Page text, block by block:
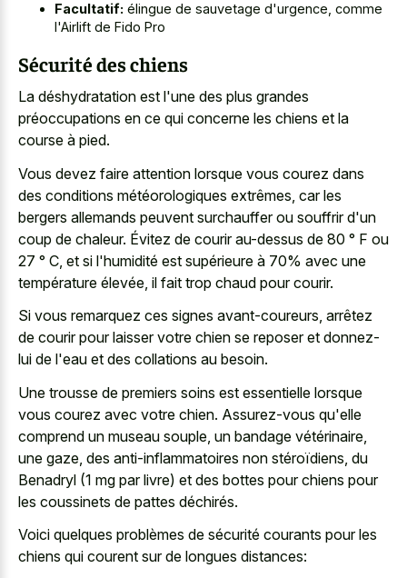
Facultatif: élingue de sauvetage d'urgence, comme
l'Airlift de Fido Pro
Sécurité des chiens
La déshydratation est l'une des plus grandes
préoccupations en ce qui concerne les chiens et la
course à pied.
Vous devez faire attention lorsque vous courez dans
des conditions météorologiques extrêmes, car les
bergers allemands peuvent surchauffer ou souffrir d'un
coup de chaleur. Évitez de courir au-dessus de 80 ° F ou
27 ° C, et si l'humidité est supérieure à 70% avec une
température élevée, il fait trop chaud pour courir.
Si vous remarquez ces signes avant-coureurs, arrêtez
de courir pour laisser votre chien se reposer et donnez-
lui de l'eau et des collations au besoin.
Une trousse de premiers soins est essentielle lorsque
vous courez avec votre chien. Assurez-vous qu'elle
comprend un museau souple, un bandage vétérinaire,
une gaze, des anti-inflammatoires non stéroïdiens, du
Benadryl (1 mg par livre) et des bottes pour chiens pour
les coussinets de pattes déchirés.
Voici quelques problèmes de sécurité courants pour les
chiens qui courent sur de longues distances: